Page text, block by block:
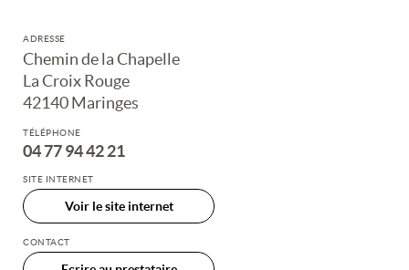
ADRESSE
Chemin de la Chapelle
La Croix Rouge
42140 Maringes
TÉLÉPHONE
04 77 94 42 21
SITE INTERNET
Voir le site internet
CONTACT